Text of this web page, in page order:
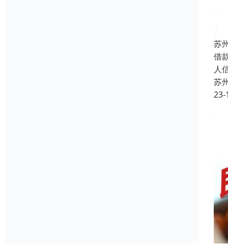
苏
借
人
苏
23-